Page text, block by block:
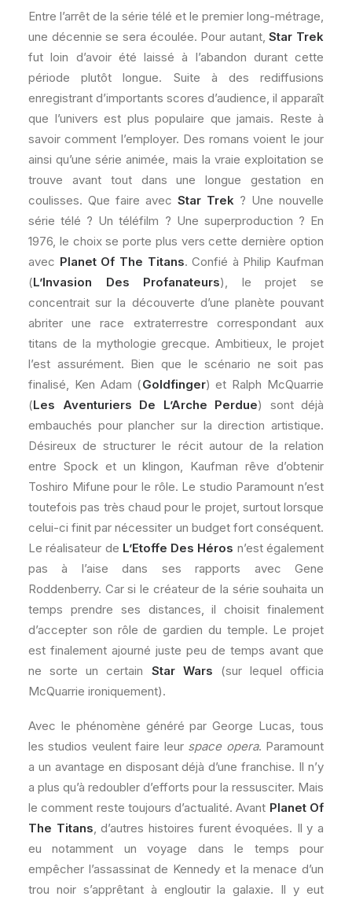
Entre l’arrêt de la série télé et le premier long-métrage,
une décennie se sera écoulée. Pour autant,Star Trek
fut loin d’avoir été laissé à l’abandon durant cette
période plutôt longue. Suite à des rediffusions
enregistrant d’importants scores d’audience, il apparaît
que l’univers est plus populaire que jamais. Reste à
savoir comment l’employer. Des romans voient le jour
ainsi qu’une série animée, mais la vraie exploitation se
trouve avant tout dans une longue gestation en
coulisses. Que faire avec Star Trek ? Une nouvelle
série télé ? Un téléfilm ? Une superproduction ? En
1976, le choix se porte plus vers cette dernière option
avec Planet Of The Titans. Confié à Philip Kaufman
(L’Invasion Des Profanateurs), le projet se
concentrait sur la découverte d’une planète pouvant
abriter une race extraterrestre correspondant aux
titans de la mythologie grecque. Ambitieux, le projet
l’est assurément. Bien que le scénario ne soit pas
finalisé, Ken Adam (Goldfinger) et Ralph McQuarrie
(Les Aventuriers De L’Arche Perdue) sont déjà
embauchés pour plancher sur la direction artistique.
Désireux de structurer le récit autour de la relation
entre Spock et un klingon, Kaufman rêve d’obtenir
Toshiro Mifune pour le rôle. Le studio Paramount n’est
toutefois pas très chaud pour le projet, surtout lorsque
celui-ci finit par nécessiter un budget fort conséquent.
Le réalisateur de L’Etoffe Des Héros n’est également
pas à l’aise dans ses rapports avec Gene
Roddenberry. Car si le créateur de la série souhaita un
temps prendre ses distances, il choisit finalement
d’accepter son rôle de gardien du temple. Le projet
est finalement ajourné juste peu de temps avant que
ne sorte un certain Star Wars (sur lequel officia
McQuarrie ironiquement).
Avec le phénomène généré par George Lucas, tous
les studios veulent faire leur space opera. Paramount
a un avantage en disposant déjà d’une franchise. Il n’y
a plus qu’à redoubler d’efforts pour la ressusciter. Mais
le comment reste toujours d’actualité. Avant Planet Of
The Titans, d’autres histoires furent évoquées. Il y a
eu notamment un voyage dans le temps pour
empêcher l’assassinat de Kennedy et la menace d’un
trou noir s’apprêtant à engloutir la galaxie. Il y eut